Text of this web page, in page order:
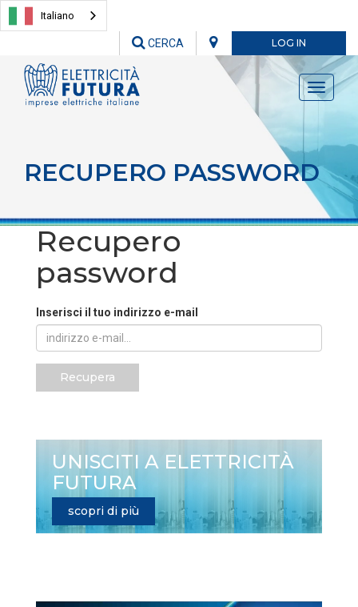
Italiano
LOG IN
CERCA
Toggle
RECUPERO PASSWORD
Recupero
password
Inserisci il tuo indirizzo e-mail
Recupera
UNISCITI A ELETTRICITÀ
FUTURA
scopri di più